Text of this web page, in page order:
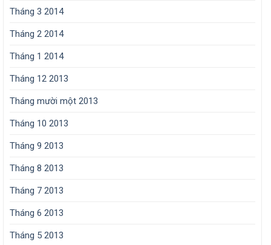
Tháng 3 2014
Tháng 2 2014
Tháng 1 2014
Tháng 12 2013
Tháng mười một 2013
Tháng 10 2013
Tháng 9 2013
Tháng 8 2013
Tháng 7 2013
Tháng 6 2013
Tháng 5 2013